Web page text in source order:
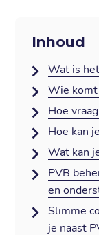
Inhoud
Wat is
Wie komt
Hoe
Hoe kan
Wat kan
PVB
en
Slimme
je naast